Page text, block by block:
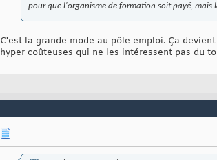
pour que l'organisme de formation soit payé, mais
C'est la grande mode au pôle emploi. Ça
hyper coûteuses qui ne les intéressent pas du